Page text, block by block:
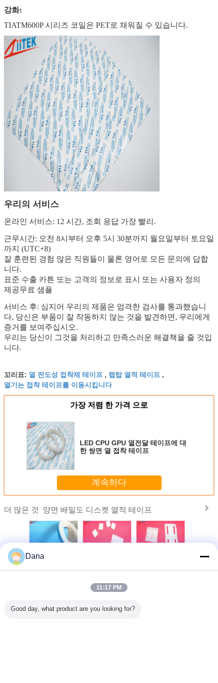
강화:
TIATM600P 시리즈 코일은 PET로 채워질 수 있습니다.
우리의 서비스
온라인 서비스: 12 시간, 조회 응답 가장 빨리.
근무시간: 오전 8시부터 오후 5시 30분까지 월요일부터 토요일
까지 (UTC+8)
잘 훈련된 경험 많은 직원들이 물론 영어로 모든 문의에 답합
니다.
표준 수출 카튼 또는 고객의 정보로 표시 또는 사용자 정의
제공무료 샘플
서비스 후: 심지어 우리의 제품은 엄격한 검사를 통과했습니
다, 당신은 부품이 잘 작동하지 않는 것을 발견하면, 우리에게
증거를 보여주십시오.
우리는 당신이 그것을 처리하고 만족스러운 해결책을 줄 것입
니다.
꼬리표: 열 전도성 접착제 테이프 , 랩탑 열적 테이프 ,
열기는 접착 테이프를 이동시킵니다
가장 저렴 한 가격 으로
LED CPU GPU 열전달 테이프에 대
한 쌍면 열 접착 테이프
계속하다
더 많은 것 양면 배밀도 디스켓 열적 테이프
쌍면
전도성
양면 아크릴 접착
높은 결합 강도 양
프
PCB 스트립을 위
면 열
Dana
11:17 PM
Good day, what product are you looking for?